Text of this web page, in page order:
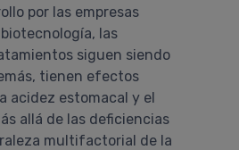
por las empresas
las
siguen siendo
tienen efectos
acidez estomacal y el
allá de las deficiencias
multifactorial de la